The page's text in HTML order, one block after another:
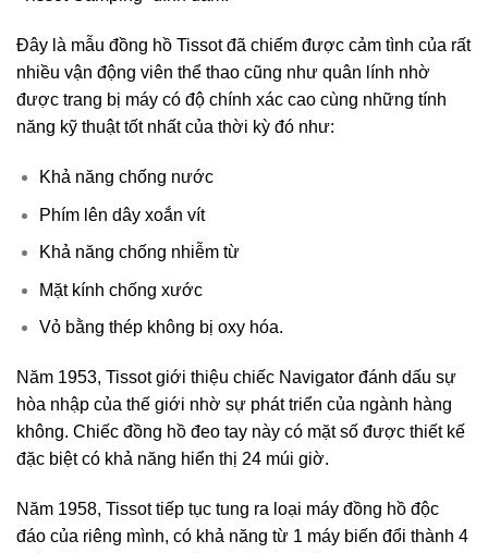
Đây là mẫu đồng hồ Tissot đã chiếm được cảm tình của rất
nhiều vận động viên thể thao cũng như quân lính nhờ
được trang bị máy có độ chính xác cao cùng những tính
năng kỹ thuật tốt nhất của thời kỳ đó như:
Khả năng chống nước
Phím lên dây xoắn vít
Khả năng chống nhiễm từ
Mặt kính chống xước
Vỏ bằng thép không bị oxy hóa.
Năm 1953, Tissot giới thiệu chiếc Navigator đánh dấu sự
hòa nhập của thế giới nhờ sự phát triển của ngành hàng
không. Chiếc đồng hồ đeo tay này có mặt số được thiết kế
đặc biệt có khả năng hiển thị 24 múi giờ.
Năm 1958, Tissot tiếp tục tung ra loại máy đồng hồ độc
đáo của riêng mình, có khả năng từ 1 máy biến đổi thành 4